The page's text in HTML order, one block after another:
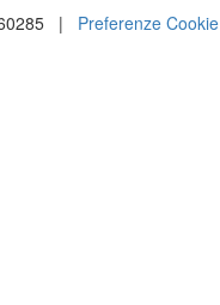
| Preferenze Cookie